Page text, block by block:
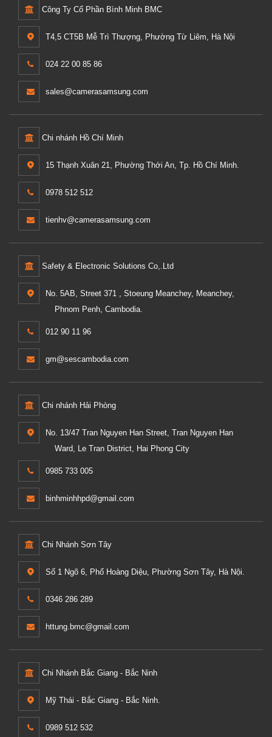
Công Ty Cổ Phần Bình Minh BMC
T4,5 CT5B Mễ Trì Thượng, Phường Từ Liêm, Hà Nội
024 22 00 85 86
sales@camerasamsung.com
Chi nhánh Hồ Chí Minh
15 Thạnh Xuân 21, Phường Thới An, Tp. Hồ Chí Minh.
0978 512 512
tienhv@camerasamsung.com
Safety & Electronic Solutions Co,.Ltd
No. 5AB, Street 371 , Stoeung Meanchey, Meanchey,
Phnom Penh, Cambodia.
012 90 11 96
gm@sescambodia.com
Chi nhánh Hải Phòng
No. 13/47 Tran Nguyen Han Street, Tran Nguyen Han
Ward, Le Tran District, Hai Phong City
0985 733 005
binhminhhpd@gmail.com
Chi Nhánh Sơn Tây
Số 1 Ngõ 6, Phố Hoàng Diệu, Phường Sơn Tây, Hà Nội.
0346 286 289
httung.bmc@gmail.com
Chi Nhánh Bắc Giang - Bắc Ninh
Mỹ Thái - Bắc Giang - Bắc Ninh.
0989 512 532